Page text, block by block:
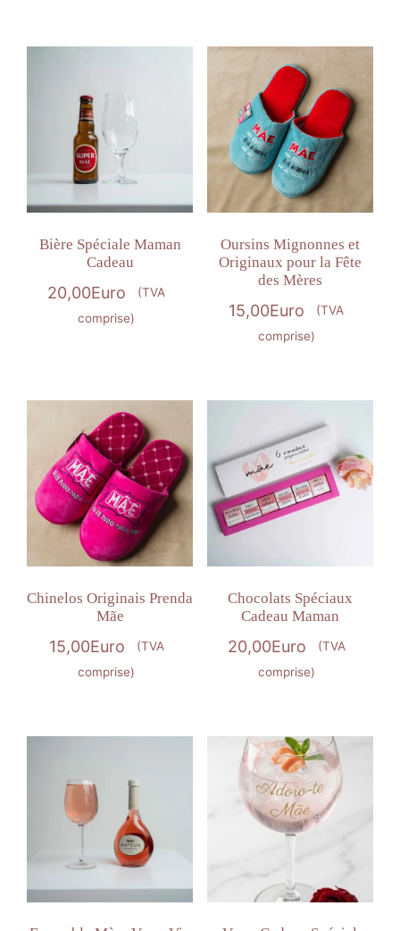
Bière Spéciale Maman
Cadeau
20,00Euro
(TVA
comprise)
Oursins Mignonnes et
Originaux pour la Fête
des Mères
15,00Euro
(TVA
comprise)
Chinelos Originais Prenda
Mãe
15,00Euro
(TVA
comprise)
Chocolats Spéciaux
Cadeau Maman
20,00Euro
(TVA
comprise)